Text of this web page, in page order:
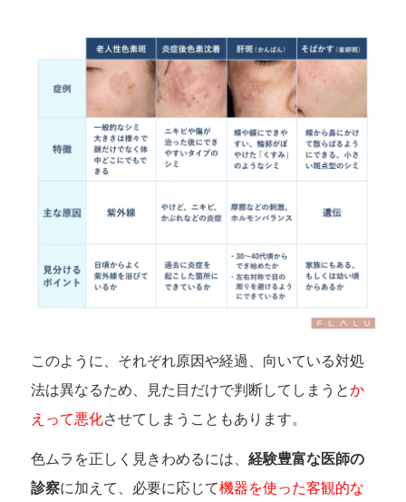
このように、それぞれ原因や経過、向いている対処
法は異なるため、見た目だけで判断してしまうとか
えって悪化させてしまうこともあります。
色ムラを正しく見きわめるには、 経験豊富な医師の
診察に加えて、必要に応じて機器を使った客観的な